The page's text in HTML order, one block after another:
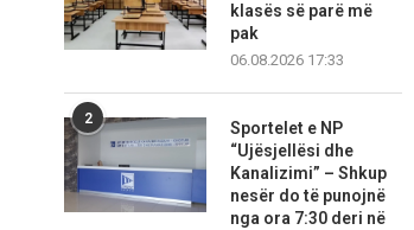
klasës së parë më
pak
06.08.2026 17:33
2
Sportelet e NP
“Ujësjellësi dhe
Kanalizimi” – Shkup
nesër do të punojnë
nga ora 7:30 deri në